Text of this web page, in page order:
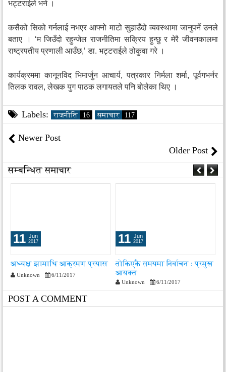
भट्टराईले भने ।
कसैको सिको गर्नलाई नभएर आफ्नो माटो सुहाउँदो व्यवस्थामा जानुपर्ने उनले
बताए । ‘म जिउँदो रहुन्जेल राजनीतिमा सक्रिय हुन्छु र मेरै जीवनकालमा
राष्ट्रपतीय प्रणाली आउँछ,’ डा. भट्टराईले ठोकुवा गरे ।
कार्यक्रममा कानूनविद भिमार्जुन आचार्य, पत्रकार निर्मला शर्मा, पूर्वगभर्नर
तिलक रावल, लेखक युग पाठक लगायतले पनि बोलेका थिए ।
Labels: राजनीति 16 समाचार 117
Newer Post
Older Post
सम्बन्धित समाचार
11 Jun
2017
अध्यक्ष झामाथि आक्रमण प्रयास
Unknown 6/11/2017
11 Jun
2017
तोकिएकै समयमा निर्वाचन : प्रमुख
आयुक्त
Unknown 6/11/2017
POST A COMMENT